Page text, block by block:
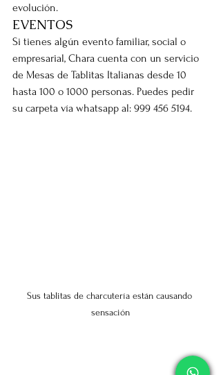
evolución.
EVENTOS
Si tienes algún evento familiar, social o
empresarial, Chara cuenta con un servicio
de Mesas de Tablitas Italianas desde 10
hasta 100 o 1000 personas. Puedes pedir
su carpeta vía whatsapp al: 999 456 5194.
Sus tablitas de charcutería están causando
sensación